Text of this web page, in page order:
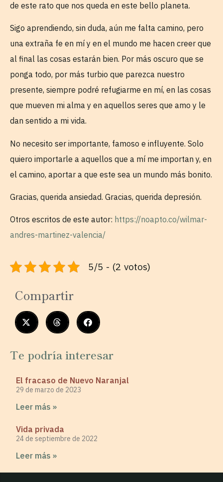
de este rato que nos queda en este bello planeta.
Sigo aprendiendo, sin duda, aún me falta camino, pero
una extraña fe en mí y en el mundo me hacen creer que
al final las cosas estarán bien. Por más oscuro que se
ponga todo, por más turbio que parezca nuestro
presente, siempre podré refugiarme en mí, en las cosas
que mueven mi alma y en aquellos seres que amo y le
dan sentido a mi vida.
No necesito ser importante, famoso e influyente. Solo
quiero importarle a aquellos que a mí me importan y, en
el camino, aportar a que este sea un mundo más bonito.
Gracias, querida ansiedad. Gracias, querida depresión.
Otros escritos de este autor: https://noapto.co/wilmar-
andres-martinez-valencia/
5/5 - (2 votos)
Compartir
Te podría interesar
El fracaso de Nuevo Naranjal
29 de marzo de 2023
Leer más »
Vida privada
24 de septiembre de 2022
Leer más »